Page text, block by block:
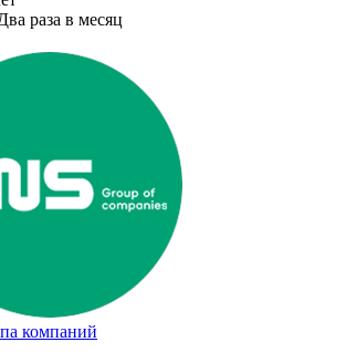
раза в месяц
компаний